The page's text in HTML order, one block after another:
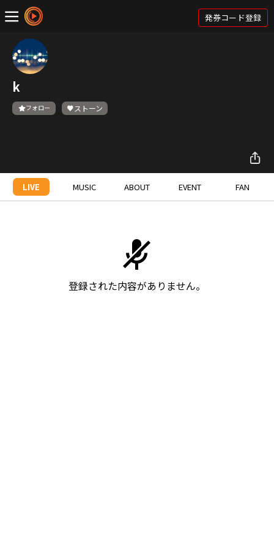
発券コード登録
k
フォロー ストーン
LIVE MUSIC ABOUT EVENT FAN
登録された内容がありません。